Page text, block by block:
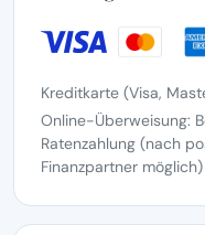
Kreditkarte (Visa,
Online-Überweisung:
Ratenzahlung (nach
Finanzpartner möglich)